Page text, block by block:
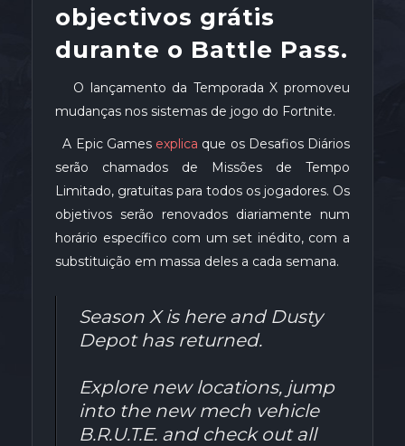
objectivos grátis
durante o Battle Pass.
O lançamento da Temporada X promoveu
mudanças nos sistemas de jogo do Fortnite.
A Epic Games explica que os Desafios Diários
serão chamados de Missões de Tempo
Limitado, gratuitas para todos os jogadores. Os
objetivos serão renovados diariamente num
horário específico com um set inédito, com a
substituição em massa deles a cada semana.
Season X is here and Dusty
Depot has returned.
Explore new locations, jump
into the new mech vehicle
B.R.U.T.E. and check out all